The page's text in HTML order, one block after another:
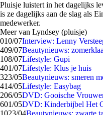
Pluisje luistert in het dagelijks
is ze dagelijks aan de slag als
medewerker.
Meer van Lyndsey (pluisje)
010/07Interview: Lenny
409/07Beautynieuws:
108/07Lifestyle: Gupi
401/07Lifestyle: Klus je huis
323/05Beautynieuws: smeren
414/05Lifestyle: Easybag
206/05DVD: Gooische
601/05DVD: Kinderbijbel Het
1023/04Beautynieuws: zwarte